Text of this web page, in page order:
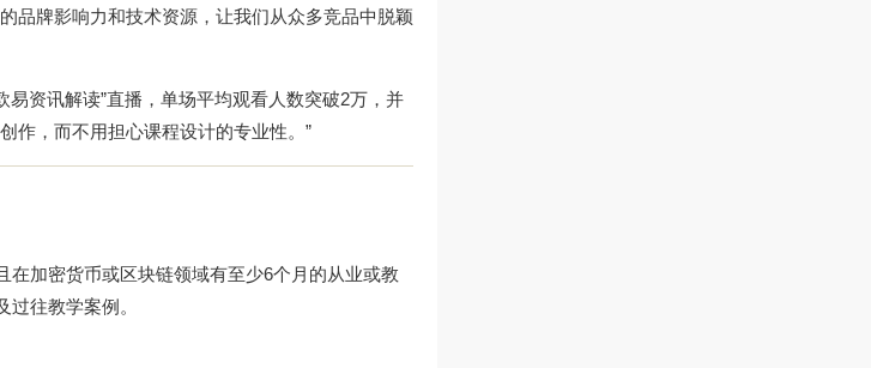
品牌影响力和技术资源，让我们从众多竞品中脱颖
资讯解读”直播，单场平均观看人数突破2万，并
作，而不用担心课程设计的专业性。”
加密货币或区块链领域有至少6个月的从业或教
往教学案例。